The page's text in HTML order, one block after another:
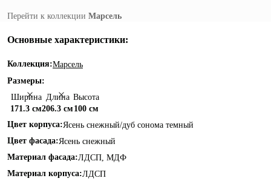
Перейти к коллекции Марсель
Основные характеристики:
Коллекция:Марсель
Размеры:
Ширина
171.3 см
Длина
206.3 см
Высота
100 см
Цвет корпуса:Ясень снежный/дуб сонома темный
Цвет фасада:Ясень снежный
Материал фасада:ЛДСП, МДФ
Материал корпуса:ЛДСП